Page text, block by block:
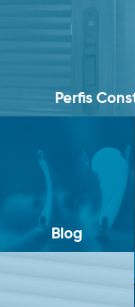
Perfis
Blog